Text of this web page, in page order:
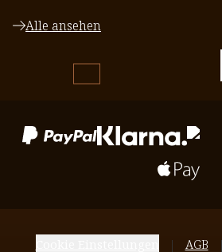
Alle ansehen
AGB